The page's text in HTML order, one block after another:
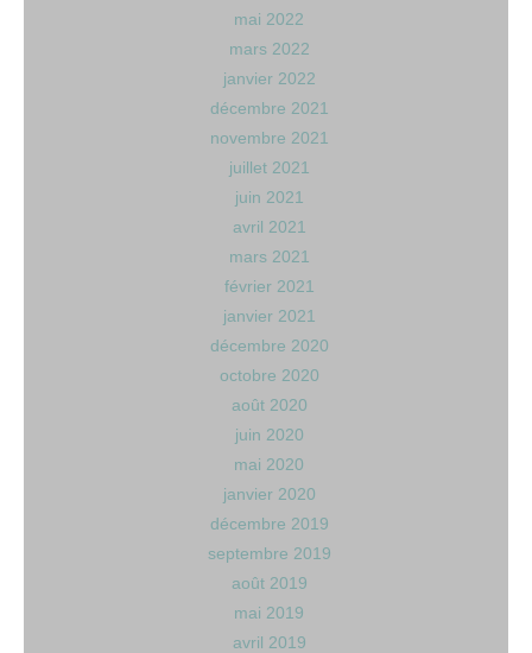
mai 2022
mars 2022
janvier 2022
décembre 2021
novembre 2021
juillet 2021
juin 2021
avril 2021
mars 2021
février 2021
janvier 2021
décembre 2020
octobre 2020
août 2020
juin 2020
mai 2020
janvier 2020
décembre 2019
septembre 2019
août 2019
mai 2019
avril 2019